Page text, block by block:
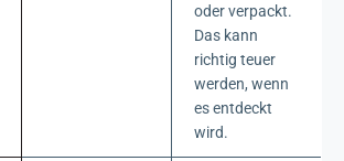
oder verpackt.
Das kann
richtig teuer
werden, wenn
es entdeckt
wird.